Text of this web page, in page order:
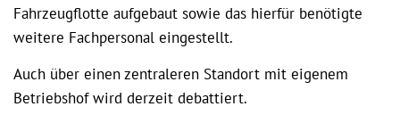
Fahrzeugflotte aufgebaut sowie das hierfür benötigte
weitere Fachpersonal eingestellt.
Auch über einen zentraleren Standort mit eigenem
Betriebshof wird derzeit debattiert.